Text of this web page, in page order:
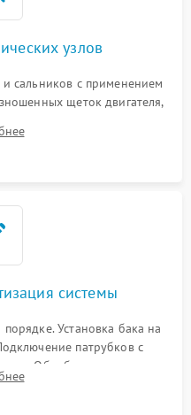
узлов
сальников с применением
щеток двигателя,
манжеты.
системы
Установка бака на
патрубков с
Обработка стыков
возможных протечек воды.